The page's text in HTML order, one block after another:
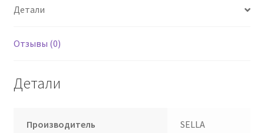
AS
Детали
Отзывы (0)
Детали
Производитель SELLA